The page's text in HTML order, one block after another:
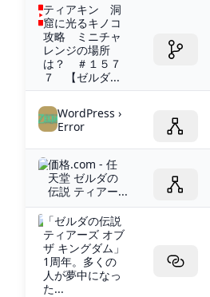
ティアキン 洞
窟に光るキノコ
攻略 ミニチャ
レンジの場所
は？ ＃１５７
７ 【ゼルダ...
WordPress ›
Error
価格.com - 任
天堂 ゼルダの
伝説 ティアー...
「ゼルダの伝説
ティアーズ オブ
ザ キングダム」
1周年。多くの
人が夢中になっ
た...